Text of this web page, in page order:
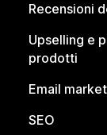
Recensioni
Upselling e
prodotti
Email
SEO